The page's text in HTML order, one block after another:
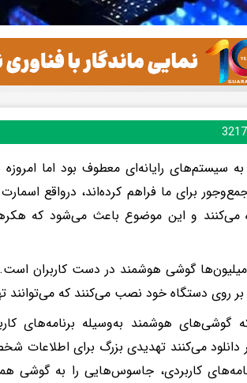
سیستم‌های رایانه‌ای معطوف بود اما امروزه
برای ما فراهم کرده‌اند، درواقع
می‌کنند و این موضوع باعث می‌شود که
میلیون‌ها گوشی هوشمند در دست کاربران
بر روی دستگاه خود نصب می‌کنند که می‌توانند
گوشی‌های هوشمند به‌وسیله برنامه‌های
دانلود می‌کنند تهدیدی بزرگ برای
کاربردی، جاسوس‌هایی را به گوشی